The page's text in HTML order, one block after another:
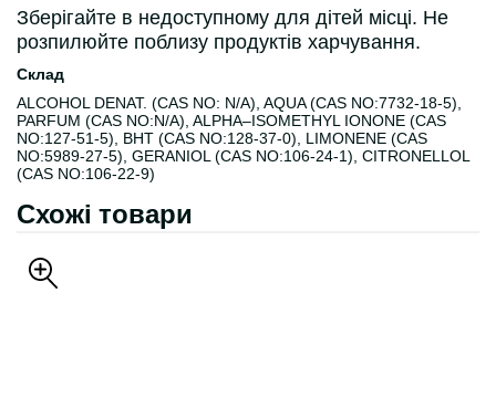
Зберігайте в недоступному для дітей місці. Не
розпилюйте поблизу продуктів харчування.
Склад
ALCOHOL DENAT. (CAS NO: N/A), AQUA (CAS NO:7732-18-5),
PARFUM (CAS NO:N/A), ALPHA–ISOMETHYL IONONE (CAS
NO:127-51-5), BHT (CAS NO:128-37-0), LIMONENE (CAS
NO:5989-27-5), GERANIOL (CAS NO:106-24-1), CITRONELLOL
(CAS NO:106-22-9)
Схожі товари